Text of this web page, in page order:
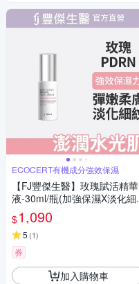
ECOCERT有機成分強效保濕
【FJ豐傑生醫】玫瑰賦活精華
液-30ml/瓶(加強保濕X淡化細
紋)
$1,090
5 (1)
券
加入購物車